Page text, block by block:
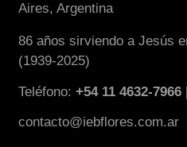
Aires, Argentina
86 años sirviendo a Jesús
(1939-2025)
Teléfono:+54 11 4632-
contacto@iebflores.com.ar